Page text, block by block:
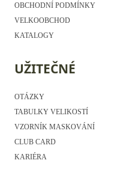
OBCHODNÍ PODMÍNKY
VELKOOBCHOD
KATALOGY
UŽITEČNÉ
OTÁZKY
TABULKY VELIKOSTÍ
VZORNÍK MASKOVÁNÍ
CLUB CARD
KARIÉRA